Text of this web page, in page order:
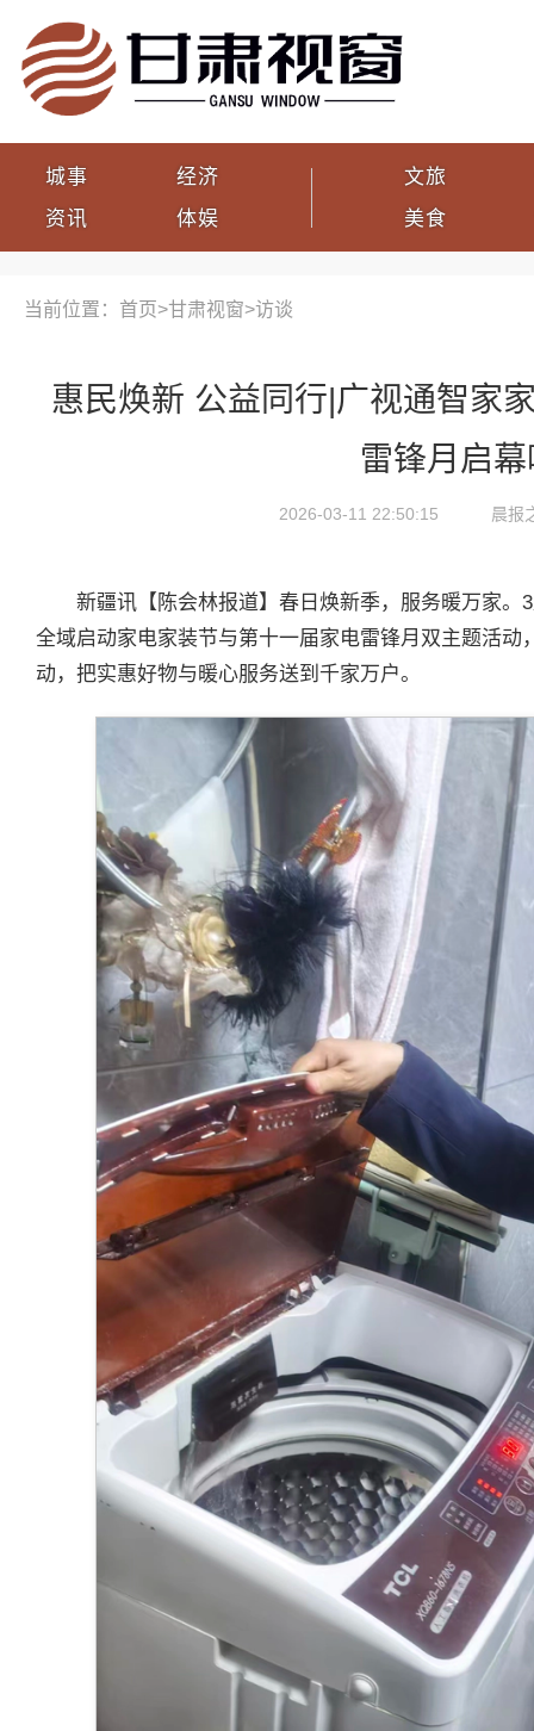
城事
资讯
经济
体娱
文旅
美食
当前位置：首页>甘肃视窗>访谈
惠民焕新 公益同行|广视通智家
雷锋月启
2026-03-11 22:50:15 晨报
新疆讯【陈会林报道】春日焕新季，服务暖万家
全域启动家电家装节与第十一届家电雷锋月双主题活动
动，把实惠好物与暖心服务送到千家万户。